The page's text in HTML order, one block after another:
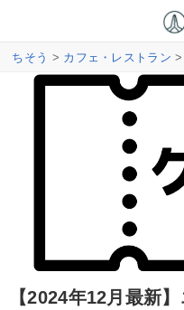
ちそう > カフェ・レストラン >
【2024年12月最新